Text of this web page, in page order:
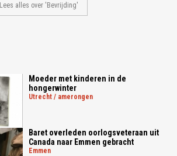
Lees alles over 'Bevrijding'
Moeder met kinderen in de
hongerwinter
utrecht / amerongen
Baret overleden oorlogsveteraan uit
Canada naar Emmen gebracht
emmen